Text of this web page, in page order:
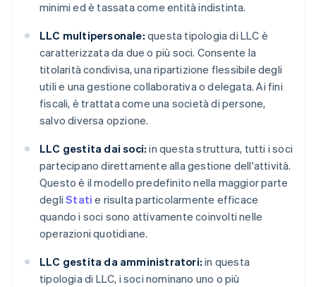
minimi ed è tassata come entità indistinta.
LLC multipersonale: questa tipologia di LLC è
caratterizzata da due o più soci. Consente la
titolarità condivisa, una ripartizione flessibile degli
utili e una gestione collaborativa o delegata. Ai fini
fiscali, è trattata come una società di persone,
salvo diversa opzione.
LLC gestita dai soci: in questa struttura, tutti i soci
partecipano direttamente alla gestione dell'attività.
Questo è il modello predefinito nella maggior parte
degliStati e risulta particolarmente efficace
quando i soci sono attivamente coinvolti nelle
operazioni quotidiane.
LLC gestita da amministratori: in questa
tipologia di LLC, i soci nominano uno o più